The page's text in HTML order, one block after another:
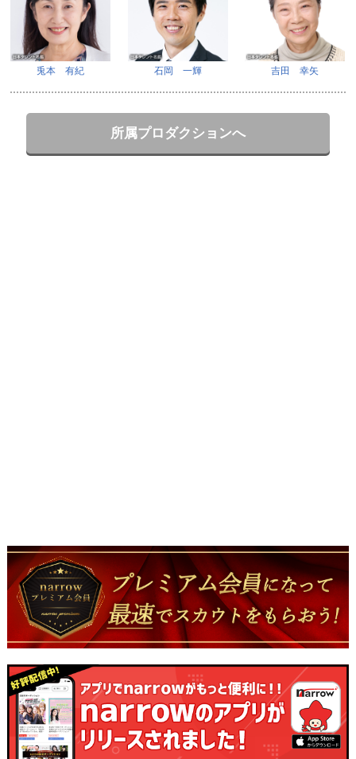
兎本 有紀 石岡 一輝 吉田 幸矢
所属プロダクションへ